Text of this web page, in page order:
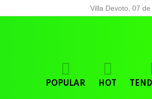
Villa Devoto, 07
POPULAR HOT